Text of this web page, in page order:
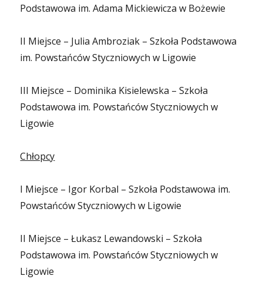
Podstawowa im. Adama Mickiewicza w Bożewie
II Miejsce – Julia Ambroziak – Szkoła Podstawowa
im. Powstańców Styczniowych w Ligowie
III Miejsce – Dominika Kisielewska – Szkoła
Podstawowa im. Powstańców Styczniowych w
Ligowie
Chłopcy
I Miejsce – Igor Korbal – Szkoła Podstawowa im.
Powstańców Styczniowych w Ligowie
II Miejsce – Łukasz Lewandowski – Szkoła
Podstawowa im. Powstańców Styczniowych w
Ligowie